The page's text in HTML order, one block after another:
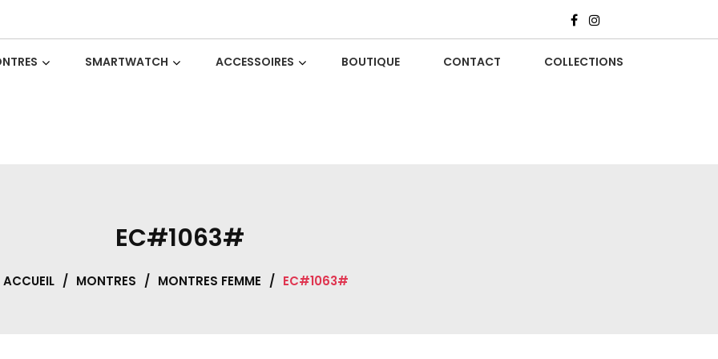
SMARTWATCH ACCESSOIRES BOUTIQUE CONTACT COLLECTIONS
EC#1063#
ACCUEIL / MONTRES / MONTRES FEMME / EC#1063#